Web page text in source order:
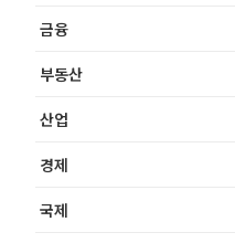
금융
부동산
산업
경제
국제